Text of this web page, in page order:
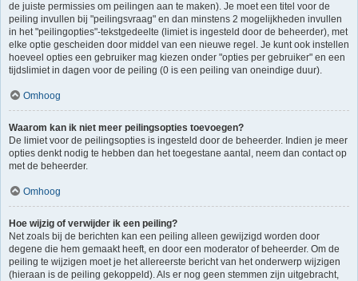
de juiste permissies om peilingen aan te maken). Je moet een titel voor de
peiling invullen bij "peilingsvraag" en dan minstens 2 mogelijkheden invullen
in het "peilingopties"-tekstgedeelte (limiet is ingesteld door de beheerder), met
elke optie gescheiden door middel van een nieuwe regel. Je kunt ook instellen
hoeveel opties een gebruiker mag kiezen onder "opties per gebruiker" en een
tijdslimiet in dagen voor de peiling (0 is een peiling van oneindige duur).
Omhoog
Waarom kan ik niet meer peilingsopties toevoegen?
De limiet voor de peilingsopties is ingesteld door de beheerder. Indien je meer
opties denkt nodig te hebben dan het toegestane aantal, neem dan contact op
met de beheerder.
Omhoog
Hoe wijzig of verwijder ik een peiling?
Net zoals bij de berichten kan een peiling alleen gewijzigd worden door
degene die hem gemaakt heeft, en door een moderator of beheerder. Om de
peiling te wijzigen moet je het allereerste bericht van het onderwerp wijzigen
(hieraan is de peiling gekoppeld). Als er nog geen stemmen zijn uitgebracht,